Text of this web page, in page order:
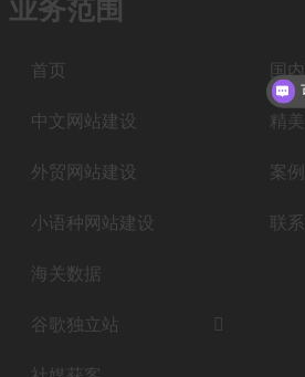
业务范围
首页
中文网站建设
外贸网站建设
小语种网站建设
海关数据
谷歌独立站 
国
精
案
联